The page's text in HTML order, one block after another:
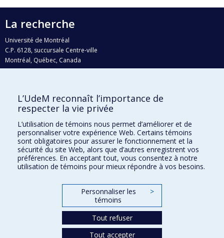
La recherche
Université de Montréal
C.P. 6128, succursale Centre-ville
Montréal, Québec, Canada
H3C 3J7
Qui fait quoi?
Nous trouver
Plan du site
Accessibilité
L’UdeM reconnaît l’importance de
respecter la vie privée
L’utilisation de témoins nous permet d’améliorer et de
personnaliser votre expérience Web. Certains témoins
sont obligatoires pour assurer le fonctionnement et la
sécurité du site Web, alors que d’autres enregistrent vos
préférences. En acceptant tout, vous consentez à notre
utilisation de témoins pour mieux répondre à vos besoins.
Personnaliser les
témoins
>
Tout refuser
Tout accepter